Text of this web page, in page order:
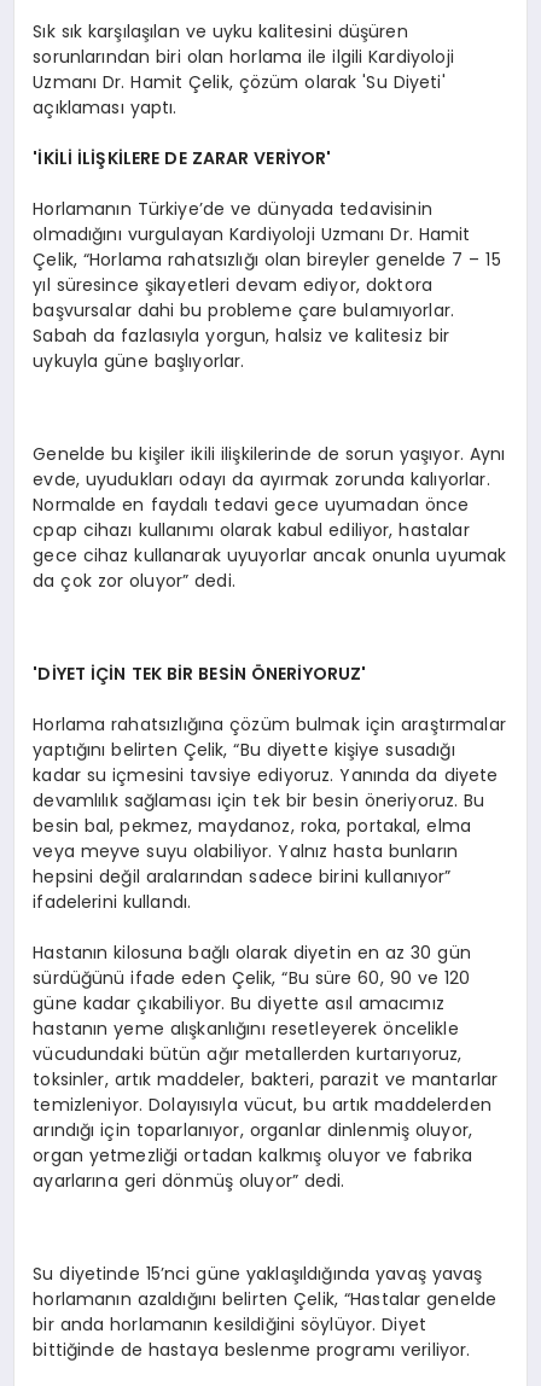
Sık sık karşılaşılan ve uyku kalitesini düşüren
sorunlarından biri olan horlama ile ilgili Kardiyoloji
Uzmanı Dr. Hamit Çelik, çözüm olarak 'Su Diyeti'
açıklaması yaptı.
'İKİLİ İLİŞKİLERE DE ZARAR VERİYOR'
Horlamanın Türkiye’de ve dünyada tedavisinin
olmadığını vurgulayan Kardiyoloji Uzmanı Dr. Hamit
Çelik, “Horlama rahatsızlığı olan bireyler genelde 7 – 15
yıl süresince şikayetleri devam ediyor, doktora
başvursalar dahi bu probleme çare bulamıyorlar.
Sabah da fazlasıyla yorgun, halsiz ve kalitesiz bir
uykuyla güne başlıyorlar.
Genelde bu kişiler ikili ilişkilerinde de sorun yaşıyor. Aynı
evde, uyudukları odayı da ayırmak zorunda kalıyorlar.
Normalde en faydalı tedavi gece uyumadan önce
cpap cihazı kullanımı olarak kabul ediliyor, hastalar
gece cihaz kullanarak uyuyorlar ancak onunla uyumak
da çok zor oluyor” dedi.
'DİYET İÇİN TEK BİR BESİN ÖNERİYORUZ'
Horlama rahatsızlığına çözüm bulmak için araştırmalar
yaptığını belirten Çelik, “Bu diyette kişiye susadığı
kadar su içmesini tavsiye ediyoruz. Yanında da diyete
devamlılık sağlaması için tek bir besin öneriyoruz. Bu
besin bal, pekmez, maydanoz, roka, portakal, elma
veya meyve suyu olabiliyor. Yalnız hasta bunların
hepsini değil aralarından sadece birini kullanıyor”
ifadelerini kullandı.
Hastanın kilosuna bağlı olarak diyetin en az 30 gün
sürdüğünü ifade eden Çelik, “Bu süre 60, 90 ve 120
güne kadar çıkabiliyor. Bu diyette asıl amacımız
hastanın yeme alışkanlığını resetleyerek öncelikle
vücudundaki bütün ağır metallerden kurtarıyoruz,
toksinler, artık maddeler, bakteri, parazit ve mantarlar
temizleniyor. Dolayısıyla vücut, bu artık maddelerden
arındığı için toparlanıyor, organlar dinlenmiş oluyor,
organ yetmezliği ortadan kalkmış oluyor ve fabrika
ayarlarına geri dönmüş oluyor” dedi.
Su diyetinde 15’nci güne yaklaşıldığında yavaş yavaş
horlamanın azaldığını belirten Çelik, “Hastalar genelde
bir anda horlamanın kesildiğini söylüyor. Diyet
bittiğinde de hastaya beslenme programı veriliyor.